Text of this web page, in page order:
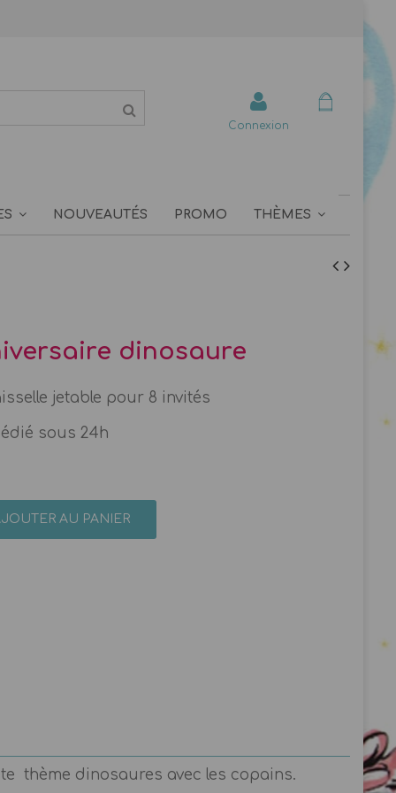
Connexion
NOUVEAUTÉS PROMO THÈMES
dinosaure
jetable pour 8 invités
sous 24h
AU PANIER
thème dinosaures avec les copains.